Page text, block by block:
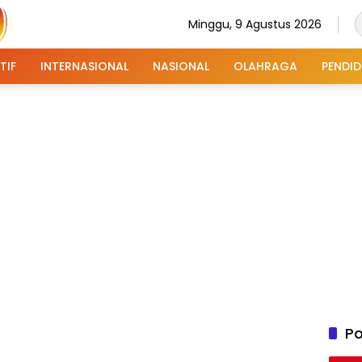
Minggu, 9 Agustus 2026
INTERNASIONAL NASIONAL OLAHRAGA